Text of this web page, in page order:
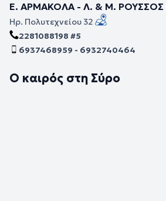
Ε. ΑΡΜΑΚΟΛΑ - Λ. & Μ. ΡΟΥΣΣΟΣ
Ηρ. Πολυτεχνείου 32
2281088198 #5
6937468959 - 6932740464
Ο καιρός στη Σύρο